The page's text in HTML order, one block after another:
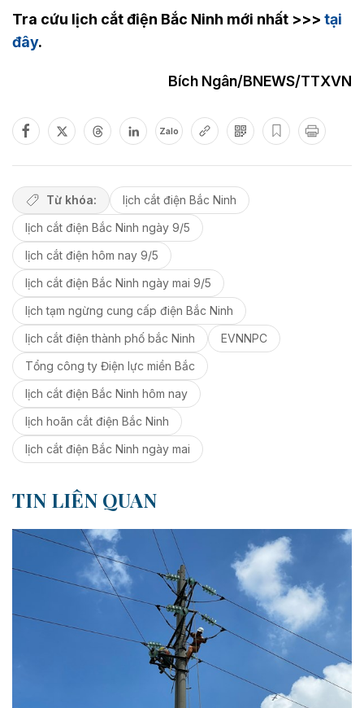
Tra cứu lịch cắt điện Bắc Ninh mới nhất >>> tại
đây.
Bích Ngân/BNEWS/TTXVN
Zalo
Từ khóa:
lịch cắt điện Bắc Ninh
lịch cắt điện Bắc Ninh ngày 9/5
lịch cắt điện hôm nay 9/5
lịch cắt điện Bắc Ninh ngày mai 9/5
lịch tạm ngừng cung cấp điện Bắc Ninh
lịch cắt điện thành phố bắc Ninh
EVNNPC
Tổng công ty Điện lực miền Bắc
lịch cắt điện Bắc Ninh hôm nay
lịch hoãn cắt điện Bắc Ninh
lịch cắt điện Bắc Ninh ngày mai
TIN LIÊN QUAN